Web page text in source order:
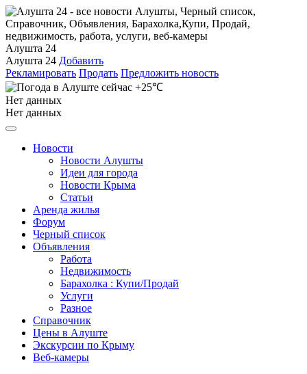
Алушта 24
Алушта 24 Добавить
Рекламировать Продать Предложить новость
+25℃
Нет данных
Нет данных
Новости
Новости Алушты
Идеи для города
Новости Крыма
Статьи
Аренда жилья
Форум
Черный список
Объявления
Работа
Недвижимость
Барахолка : Купи/Продай
Услуги
Разное
Справочник
Цены в Алуште
Экскурсии по Крыму
Веб-камеры